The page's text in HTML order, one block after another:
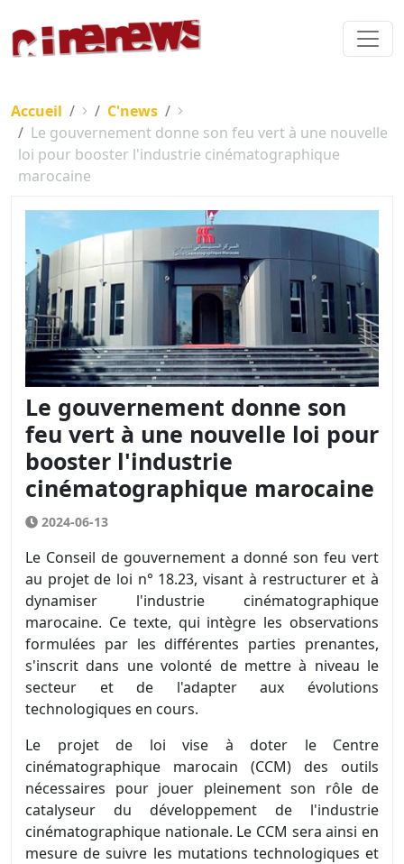
Accueil
C'news
Le gouvernement donne son feu vert à une nouvelle
loi pour booster l'industrie cinématographique
marocaine
Le gouvernement donne son
feu vert à une nouvelle loi pour
booster l'industrie
cinématographique marocaine
2024-06-13
Le Conseil de gouvernement a donné son feu vert
au projet de loi n° 18.23, visant à restructurer et à
dynamiser l'industrie cinématographique
marocaine. Ce texte, qui intègre les observations
formulées par les différentes parties prenantes,
s'inscrit dans une volonté de mettre à niveau le
secteur et de l'adapter aux évolutions
technologiques en cours.
Le projet de loi vise à doter le Centre
cinématographique marocain (CCM) des outils
nécessaires pour jouer pleinement son rôle de
catalyseur du développement de l'industrie
cinématographique nationale. Le CCM sera ainsi en
mesure de suivre les mutations technologiques et